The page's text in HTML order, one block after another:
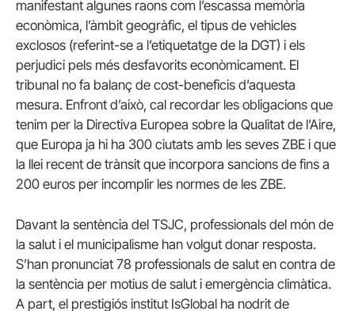
manifestant algunes raons com l’escassa memòria
econòmica, l’àmbit geogràfic, el tipus de vehicles
exclosos (referint-se a l’etiquetatge de la DGT) i els
perjudici pels més desfavorits econòmicament. El
tribunal no fa balanç de cost-beneficis d’aquesta
mesura. Enfront d’això, cal recordar les obligacions que
tenim per la Directiva Europea sobre la Qualitat de l’Aire,
que Europa ja hi ha 300 ciutats amb les seves ZBE i que
la llei recent de trànsit que incorpora sancions de fins a
200 euros per incomplir les normes de les ZBE.
Davant la sentència del TSJC, professionals del món de
la salut i el municipalisme han volgut donar resposta.
S’han pronunciat 78 professionals de salut en contra de
la sentència per motius de salut i emergència climàtica.
A part, el prestigiós institut IsGlobal ha nodrit de